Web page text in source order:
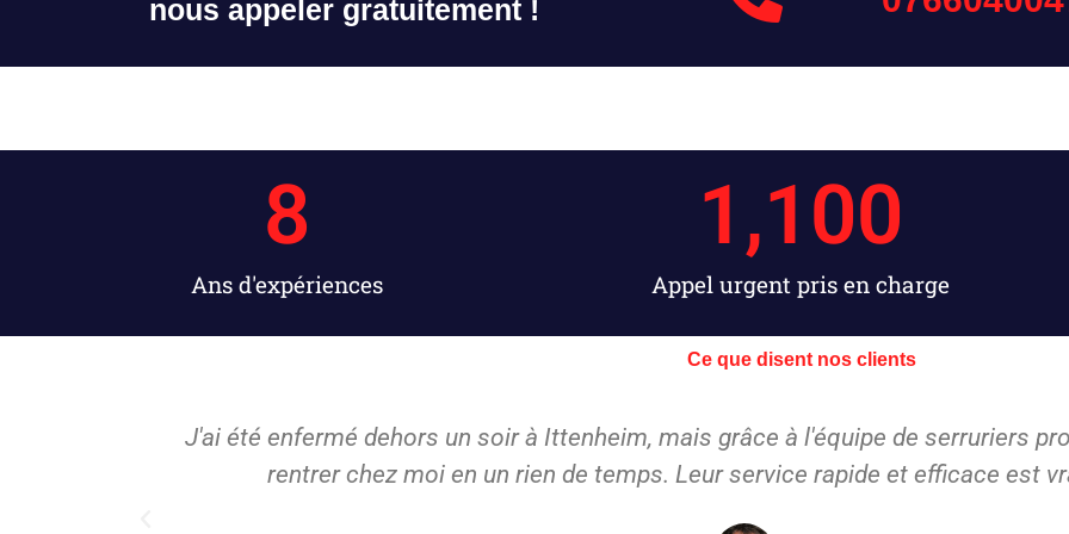
nous appeler gratuitement !
Ans d'expériences
8
Appel urgent pris en charge
1,100
Ce que disent nos clients
J'ai fait appel à Bs artisan pour installer une nouvelle serrure sur ma porte
travail et m'a expliqué en détail le fonctionnement de la nouvelle serrure. Je me